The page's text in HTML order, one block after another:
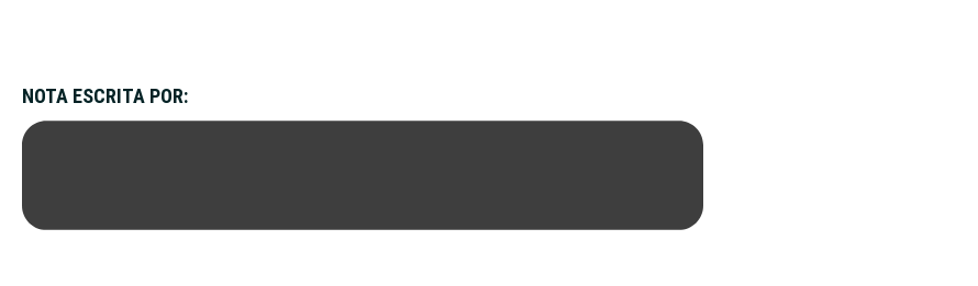
NOTA ESCRITA POR: